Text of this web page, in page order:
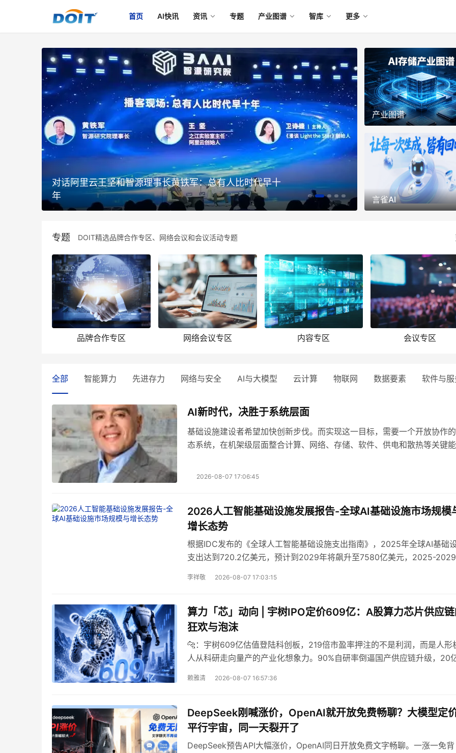
首页 AI快讯 资讯 专题 产业图谱 智库 更多
对话阿里云王坚和智源理事长黄铁军：总有人比时代早十
年
基础设施季度营收涨
加速
产业图谱
言雀AI
专题 DOIT精选品牌合作专区、网络会议和会议活动专题
品牌合作专区 网络会议专区 内容专区 会议专区
全部 智能算力 先进存力 网络与安全 AI与大模型 云计算 物联网 数据要素 软件与服
AI新时代，决胜于系统层面
基础设施建设者希望加快创新步伐。而实现这一目标，需要一个开放协作
态系统，在机架级层面整合计算、网络、存储、软件、供电和散热等关键能
2026-08-07 17:06:45
2026人工智能基础设施发展报告-全球AI基础设施市场规模
增长态势
根据IDC发布的《全球人工智能基础设施支出指南》，2025年全球AI基础
支出达到720.2亿美元，预计到2029年将飙升至7580亿美元，2025-2029
李祥敬 2026-08-07 17:03:15
算力「芯」动向 | 宇树IPO定价609亿：A股算力芯片供应
狂欢与泡沫
🐆：宇树609亿估值登陆科创板，219倍市盈率押注的不是利润，而是人形
人从科研走向量产的产业化想象力。90%自研率倒逼国产供应链升级，20
赖雅清 2026-08-07 16:57:36
DeepSeek刚喊涨价，OpenAI就开放免费畅聊？大模型定
平行宇宙，同一天裂开了
DeepSeek预告API大幅涨价，OpenAI同日开放免费文字畅聊。一涨一免背